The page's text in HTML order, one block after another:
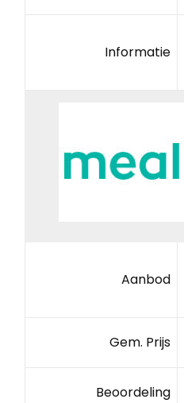
Informatie
Aanbod
Gem. Prijs
Beoordeling